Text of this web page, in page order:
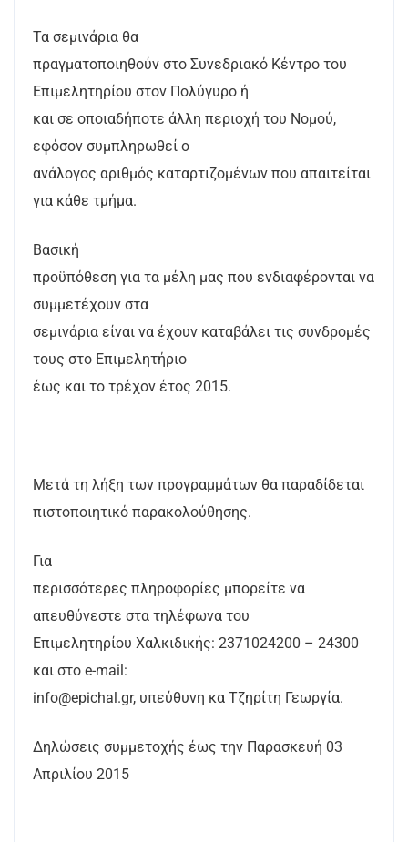
Τα σεμινάρια θα
πραγματοποιηθούν στο Συνεδριακό Κέντρο του
Επιμελητηρίου στον Πολύγυρο ή
και σε οποιαδήποτε άλλη περιοχή του Νομού,
εφόσον συμπληρωθεί ο
ανάλογος αριθμός καταρτιζομένων που απαιτείται
για κάθε τμήμα.
Βασική
προϋπόθεση για τα μέλη μας που ενδιαφέρονται να
συμμετέχουν στα
σεμινάρια είναι να έχουν καταβάλει τις συνδρομές
τους στο Επιμελητήριο
έως και το τρέχον έτος 2015.
Μετά τη λήξη των προγραμμάτων θα παραδίδεται
πιστοποιητικό παρακολούθησης.
Για
περισσότερες πληροφορίες μπορείτε να
απευθύνεστε στα τηλέφωνα του
Επιμελητηρίου Χαλκιδικής: 2371024200 – 24300
και στο e-mail:
info@epichal.gr, υπεύθυνη κα Τζηρίτη Γεωργία.
Δηλώσεις συμμετοχής έως την Παρασκευή 03
Απριλίου 2015